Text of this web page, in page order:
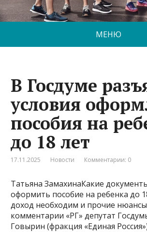
МЕНЮ
В Госдуме
условия
пособия на
до 18 лет
17.11.2025 Новости Комментарии: 0
Татьяна ЗамахинаКакие
оформить пособие на ребенка до
доход необходим и прочие
комментарии «РГ» депутат
Говырин (фракция «Единая